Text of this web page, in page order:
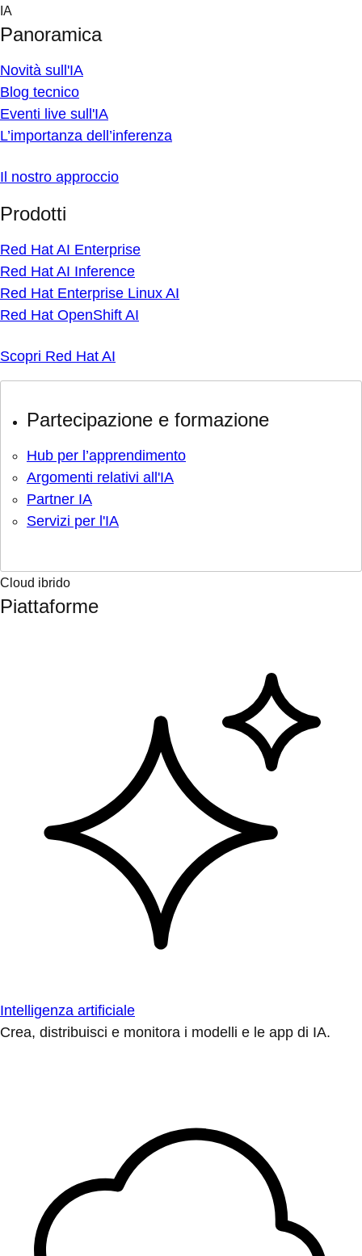
Skip
content
IA
Panoramica
Novità sull'IA
Blog tecnico
Eventi live sull'IA
L’importanza dell’inferenza
Il nostro approccio
Prodotti
Red Hat AI Enterprise
Red Hat AI Inference
Red Hat Enterprise Linux AI
Red Hat OpenShift AI
Scopri Red Hat AI
Partecipazione e formazione
Hub per l’apprendimento
Argomenti relativi all'IA
Partner IA
Servizi per l'IA
Cloud ibrido
Piattaforme
Intelligenza artificiale
Crea, distribuisci e monitora i modelli e le app di IA.